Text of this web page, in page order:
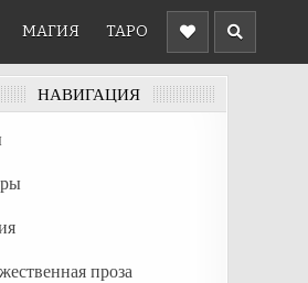
МАГИЯ ТАРО
НАВИГАЦИЯ
проза